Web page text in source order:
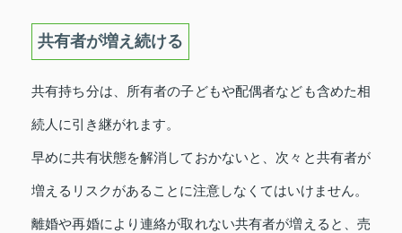
共有者が増え続ける
共有持ち分は、所有者の子どもや配偶者なども含めた相
続人に引き継がれます。
早めに共有状態を解消しておかないと、次々と共有者が
増えるリスクがあることに注意しなくてはいけません。
離婚や再婚により連絡が取れない共有者が増えると、売